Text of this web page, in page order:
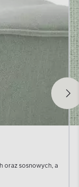
oraz sosnowych, a